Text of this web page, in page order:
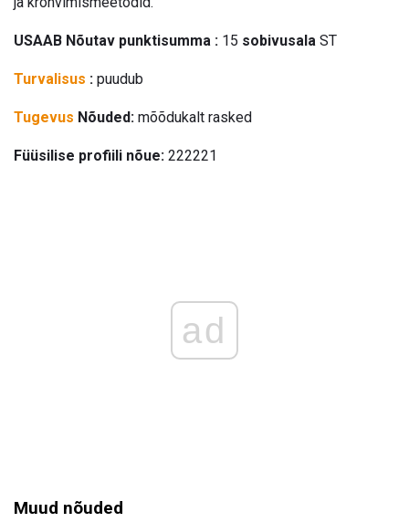
USAAB Nõutav punktisumma : 15 sobivusala ST
Turvalisus : puudub
Tugevus Nõuded: mõõdukalt rasked
Füüsilise profiili nõue: 222221
ad
Muud nõuded